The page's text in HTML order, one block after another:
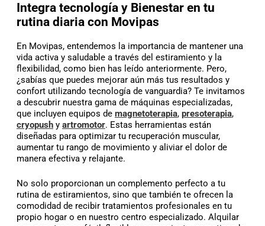
Integra tecnología y Bienestar en tu
rutina diaria con Movipas
En Movipas, entendemos la importancia de mantener una
vida activa y saludable a través del estiramiento y la
flexibilidad, como bien has leído anteriormente. Pero,
¿sabías que puedes mejorar aún más tus resultados y
confort utilizando tecnología de vanguardia? Te invitamos
a descubrir nuestra gama de máquinas especializadas,
que incluyen equipos de magnetoterapia, presoterapia,
cryopushy artromotor. Estas herramientas están
diseñadas para optimizar tu recuperación muscular,
aumentar tu rango de movimiento y aliviar el dolor de
manera efectiva y relajante.
No solo proporcionan un complemento perfecto a tu
rutina de estiramientos, sino que también te ofrecen la
comodidad de recibir tratamientos profesionales en tu
propio hogar o en nuestro centro especializado. Alquilar